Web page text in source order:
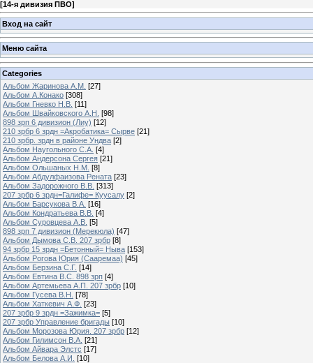
[14-я дивизия ПВО]
Вход на сайт
Меню сайта
Categories
Альбом Жаринова А.М. [27]
Альбом А.Конако [308]
Альбом Гневко Н.В. [11]
Альбом Швайковского А.Н. [98]
898 зрп 6 дивизион (Лиу) [12]
210 зрбр 6 зрдн =Акробатика= Сырве [21]
210 зрбр. зрдн в районе Ундва [2]
Альбом Наугольного С.А. [4]
Альбом Андерсона Сергея [21]
Альбом Ольшаных Н.М. [8]
Альбом Абдулфаизова Рената [23]
Альбом Задорожного В.В. [313]
207 зрбр 6 зрдн=Галифе= Куусалу [2]
Альбом Барсукова В.А. [16]
Альбом Кондратьева В.В. [4]
Альбом Суровцева А.В. [5]
898 зрп 7 дивизион (Мерекюла) [47]
Альбом Дымова С.В. 207 зрбр [8]
94 зрбр 15 зрдн =Бетонный= Ныва [153]
Альбом Рогова Юрия (Сааремаа) [45]
Альбом Берзина С.Г. [14]
Альбом Евтина В.С. 898 зрп [4]
Альбом Артемьева А.П. 207 зрбр [10]
Альбом Гусева В.Н. [78]
Альбом Хаткевич А.Ф. [23]
207 зрбр 9 зрдн =Зажимка= [5]
207 зрбр Управление бригады [10]
Альбом Морозова Юрия. 207 зрбр [12]
Альбом Гилимсон В.А. [21]
Альбом Айвара Элстс [17]
Альбом Белова А.И. [10]